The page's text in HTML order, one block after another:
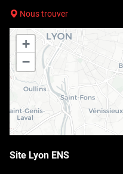
Nous trouver
+
−
Site Lyon ENS